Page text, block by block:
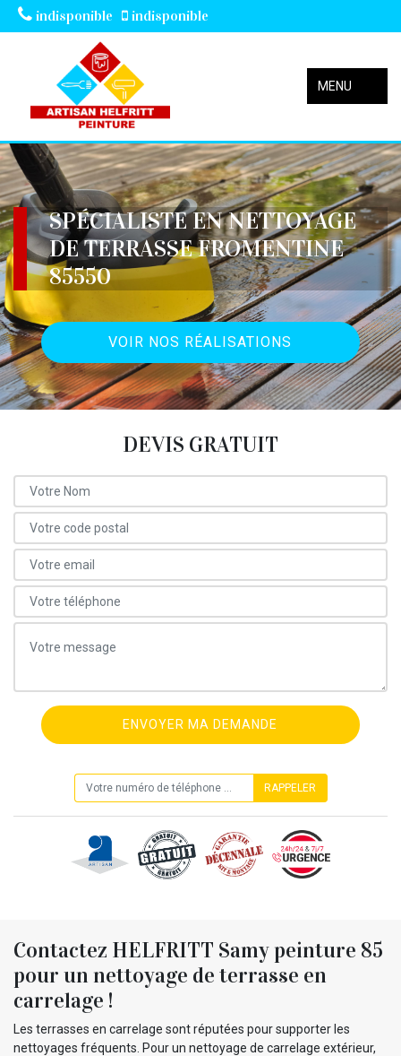
indisponible indisponible
MENU
SPÉCIALISTE EN NETTOYAGE
DE TERRASSE FROMENTINE
85550
VOIR NOS RÉALISATIONS
DEVIS GRATUIT
Contactez HELFRITT Samy peinture 85
pour un nettoyage de terrasse en
carrelage !
Les terrasses en carrelage sont réputées pour supporter les
nettoyages fréquents. Pour un nettoyage de carrelage extérieur,